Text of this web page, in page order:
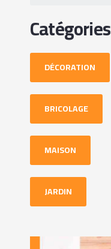
Catégories
DÉCORATION
BRICOLAGE
MAISON
JARDIN